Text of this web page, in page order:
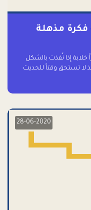
فكرة مذهلة
خلابة إذا نُفذت بالشكل
لا تستحق وقتاً للحديث
28-06-2020